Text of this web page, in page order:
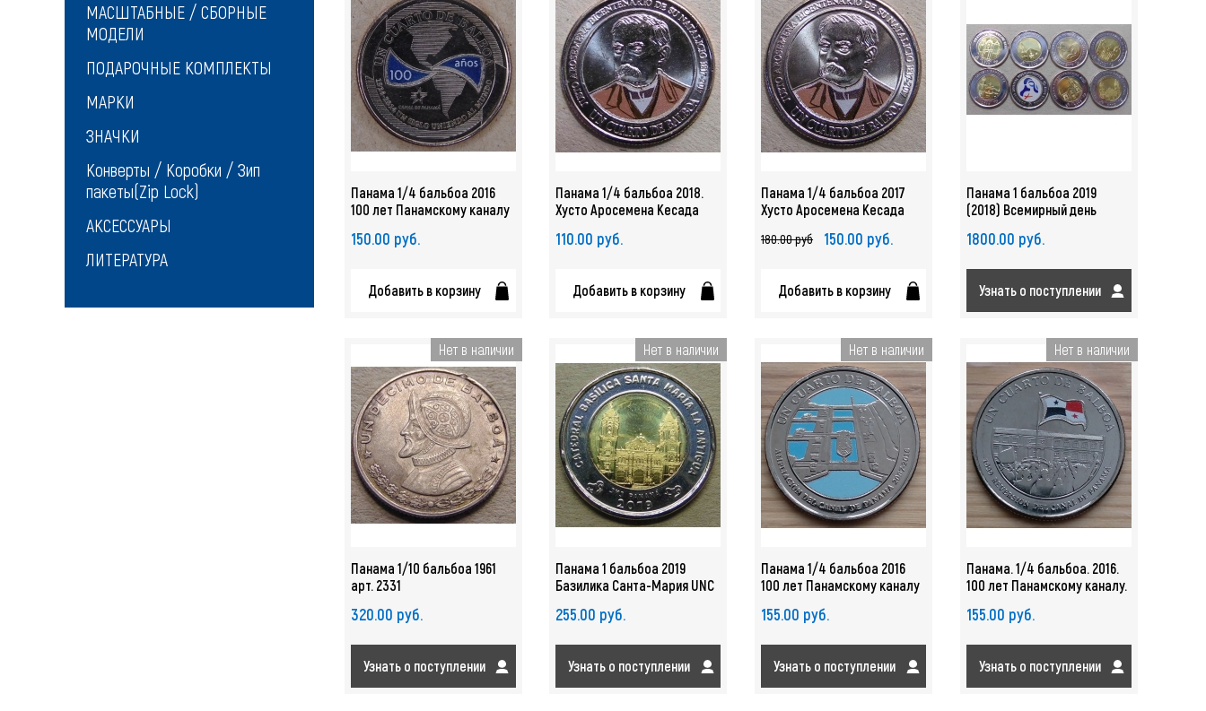
Панама 1/4 бальбоа 2016
100 лет Панамскому каналу
2337
150.00 руб.
Добавить в корзину
Панама 1/4 бальбоа 2018.
Хусто Аросемена Кесада
110.00 руб.
Добавить в корзину
Панама 1/4 бальбоа 2017
Хусто Аросемена Кесада
180.00 руб 150.00 руб.
Добавить в корзину
Панама 1 бальбоа 2019
(2018) Всемирный день
(Церкви, Соборы, Базилики)
1800.00 руб.
Узнать о поступлении
Нет в наличии
Панама 1/10 бальбоа 1961
арт. 2331
320.00 руб.
Узнать о поступлении
Нет в наличии
Панама 1 бальбоа 2019
Базилика Санта-Мария UNC
255.00 руб.
Узнать о поступлении
Нет в наличии
Панама 1/4 бальбоа 2016
100 лет Панамскому каналу
арт. 2328
155.00 руб.
Узнать о поступлении
Нет в наличии
Панама. 1/4 бальбоа. 2016.
100 лет Панамскому каналу.
Панаме. UNC
155.00 руб.
Узнать о поступлении
МАСШТАБНЫЕ / СБОРНЫЕ
МОДЕЛИ
ПОДАРОЧНЫЕ КОМПЛЕКТЫ
МАРКИ
ЗНАЧКИ
Конверты / Коробки / Зип
пакеты(Zip Lock)
АКСЕССУАРЫ
ЛИТЕРАТУРА